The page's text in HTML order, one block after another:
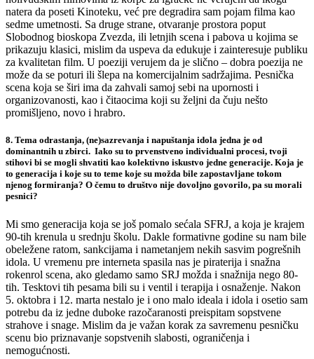
natera da poseti Kinoteku, već pre degradira sam pojam filma kao
sedme umetnosti. Sa druge strane, otvaranje prostora poput
Slobodnog bioskopa Zvezda, ili letnjih scena i pabova u kojima se
prikazuju klasici, mislim da uspeva da edukuje i zainteresuje publiku
za kvalitetan film. U poeziji verujem da je slično – dobra poezija ne
može da se poturi ili šlepa na komercijalnim sadržajima. Pesnička
scena koja se širi ima da zahvali samoj sebi na upornosti i
organizovanosti, kao i čitaocima koji su željni da čuju nešto
promišljeno, novo i hrabro.
8. Tema odrastanja, (ne)sazrevanja i napuštanja idola jedna je od
dominantnih u zbirci. Iako su to prvenstveno individualni procesi, tvoji
stihovi bi se mogli shvatiti kao kolektivno iskustvo jedne generacije. Koja je
to generacija i koje su to teme koje su možda bile zapostavljane tokom
njenog formiranja? O čemu to društvo nije dovoljno govorilo, pa su morali
pesnici?
Mi smo generacija koja se još pomalo sećala SFRJ, a koja je krajem
90-tih krenula u srednju školu. Dakle formativne godine su nam bile
obeležene ratom, sankcijama i nametanjem nekih sasvim pogrešnih
idola. U vremenu pre interneta spasila nas je piraterija i snažna
rokenrol scena, ako gledamo samo SRJ možda i snažnija nego 80-
tih. Tesktovi tih pesama bili su i ventil i terapija i osnaženje. Nakon
5. oktobra i 12. marta nestalo je i ono malo ideala i idola i osetio sam
potrebu da iz jedne duboke razočaranosti preispitam sopstvene
strahove i snage. Mislim da je važan korak za savremenu pesničku
scenu bio priznavanje sopstvenih slabosti, ograničenja i
nemogućnosti.